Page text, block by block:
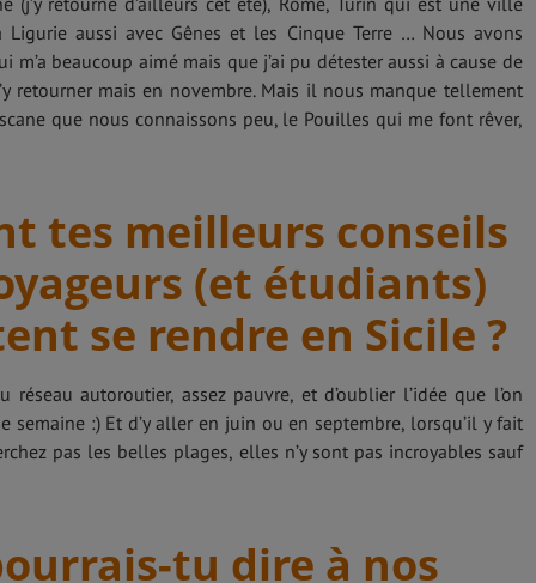
Ligurie aussi avec Gênes et les Cinque Terre … Nous avons
m’a beaucoup aimé mais que j’ai pu détester aussi à cause de
retourner mais en novembre. Mais il nous manque tellement
que nous connaissons peu, le Pouilles qui me font rêver,
tes meilleurs conseils
(et étudiants)
se rendre en Sicile ?
réseau autoroutier, assez pauvre, et d’oublier l’idée que l’on
semaine :) Et d’y aller en juin ou en septembre, lorsqu’il y fait
pas les belles plages, elles n’y sont pas incroyables sauf
tu dire à nos